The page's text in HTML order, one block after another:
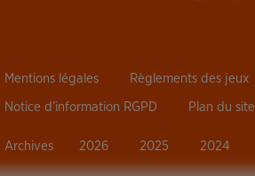
Mentions légales Règlements des jeux
Notice d’information RGPD Plan du site
Archives 2026 2025 2024